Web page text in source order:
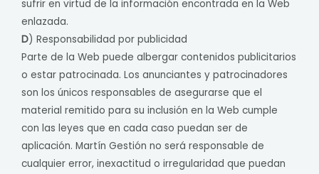
sufrir en virtud de la información encontrada en la Web
enlazada.
D) Responsabilidad por publicidad
Parte de la Web puede albergar contenidos publicitarios
o estar patrocinada. Los anunciantes y patrocinadores
son los únicos responsables de asegurarse que el
material remitido para su inclusión en la Web cumple
con las leyes que en cada caso puedan ser de
aplicación. Martín Gestión no será responsable de
cualquier error, inexactitud o irregularidad que puedan